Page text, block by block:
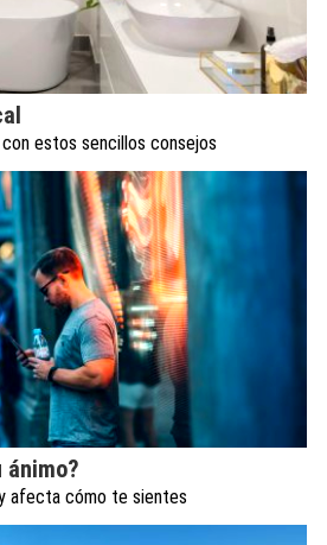
estos sencillos consejos
ánimo?
afecta cómo te sientes